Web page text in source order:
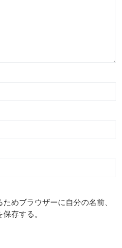
めブラウザーに自分の名前、
存する。